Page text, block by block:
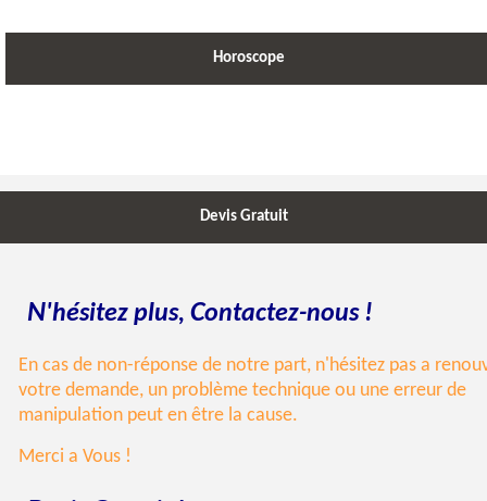
Horoscope
Devis Gratuit
N'hésitez plus, Contactez-nous !
En cas de non-réponse de notre part, n'hésitez pas a
votre demande, un problème technique ou une erreur de
manipulation peut en être la cause.
Merci a Vous !